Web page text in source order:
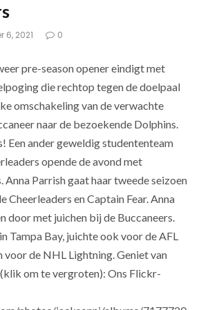
6, 2021 0
pre-season opener eindigt met
die rechtop tegen de doelpaal
omschakeling van de verwachte
naar de bezoekende Dolphins.
Een ander geweldig studententeam
opende de avond met
Anna Parrish gaat haar tweede seizoen
Cheerleaders en Captain Fear. Anna
door met juichen bij de Buccaneers.
Tampa Bay, juichte ook voor de AFL
voor de NHL Lightning. Geniet van
om te vergroten): Ons Flickr-